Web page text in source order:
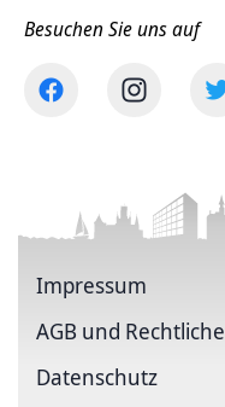
Besuchen Sie uns auf
Impressum
AGB und
Datenschutz